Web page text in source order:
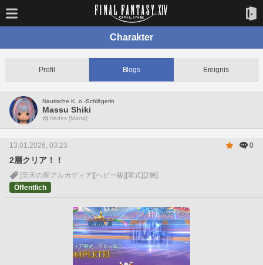
Charakter
Profil Blogs Ereignis
Nautische K. o.-Schlägerin
Massu Shiki
Hades [Mana]
13.01.2026, 03:23 0
2層クリア！！
[至天の座アルカディア] [ヘビー級] [零式] [2層]
Öffentlich